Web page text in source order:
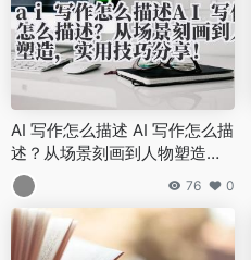
AI 写作怎么描述 AI 写作怎么描
述？从场景刻画到人物塑造，
实用技巧分享！
76 0